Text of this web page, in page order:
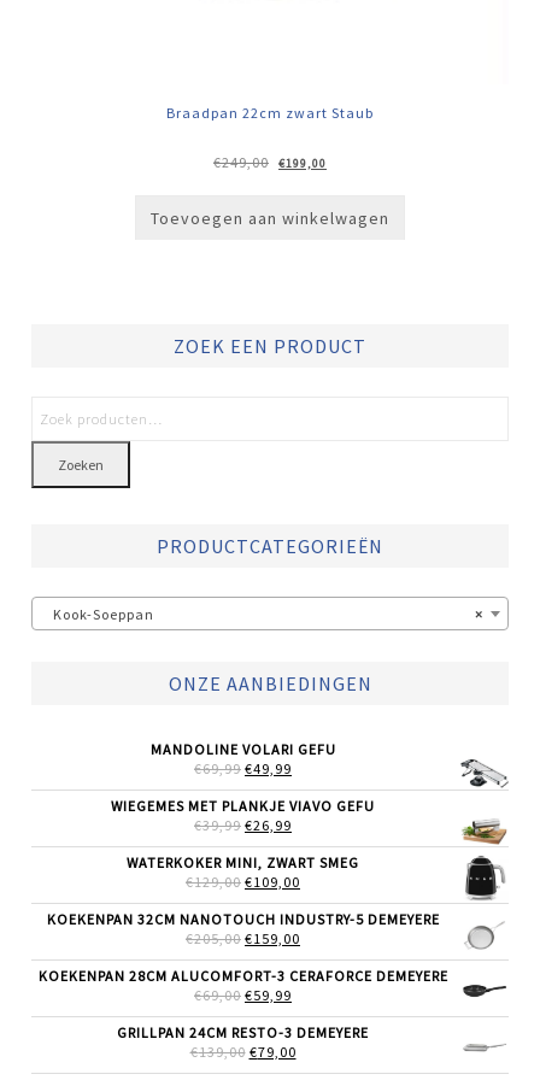
Braadpan 22cm zwart Staub
€249,00
Oorspronkelijke
prijs
€199,00
prijs
Toevoegen aan winkelwagen
ZOEK EEN PRODUCT
Zoeken
PRODUCTCATEGORIEËN
×
Kook-Soeppan
ONZE AANBIEDINGEN
MANDOLINE VOLARI GEFU
€69,99 OORSPRONKELIJKE
WAS:
€69,99.
€49,99
IS:
WIEGEMES MET PLANKJE VIAVO GEFU
€39,99 OORSPRONKELIJKE
WAS:
€39,99.
€26,99
IS:
€26,99.
WATERKOKER MINI, ZWART SMEG
€129,00 OORSPRONKELIJKE
WAS:
€129,00.
€109,00
IS:
KOEKENPAN 32CM NANOTOUCH INDUSTRY-5 DEMEYERE
€205,00 OORSPRONKELIJKE
WAS:
€205,00.
€159,00
IS:
KOEKENPAN 28CM ALUCOMFORT-3 CERAFORCE DEMEYERE
€69,00 OORSPRONKELIJKE
WAS:
€69,00.
€59,99
IS:
€59,99.
GRILLPAN 24CM RESTO-3 DEMEYERE
€139,00 OORSPRONKELIJKE
€79,00HUIDIGE